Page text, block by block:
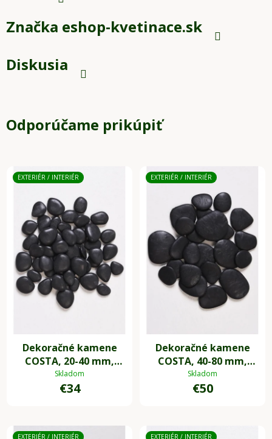
Značka eshop-kvetinace.sk
Diskusia
Odporúčame prikúpiť
EXTERIÉR / INTERIÉR
Dekoračné kamene
COSTA, 20-40 mm,
plast, čierna
Skladom
€34
EXTERIÉR / INTERIÉR
Dekoračné kamene
COSTA, 40-80 mm,
plast, čierna
Skladom
€50
EXTERIÉR / INTERIÉR EXTERIÉR / INTERIÉR